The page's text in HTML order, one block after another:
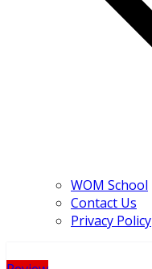
WOM School
Contact Us
Privacy Policy